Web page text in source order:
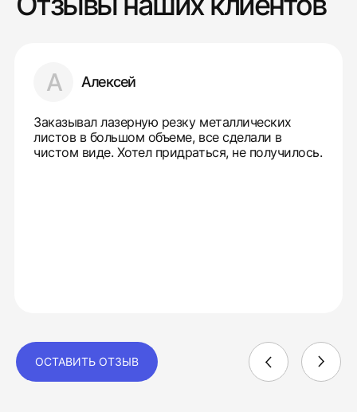
А Алексей
Заказывал лазерную резку металлических
листов в большом объеме, все сделали в
чистом виде. Хотел придраться, не получилось.
ОСТАВИТЬ ОТЗЫВ